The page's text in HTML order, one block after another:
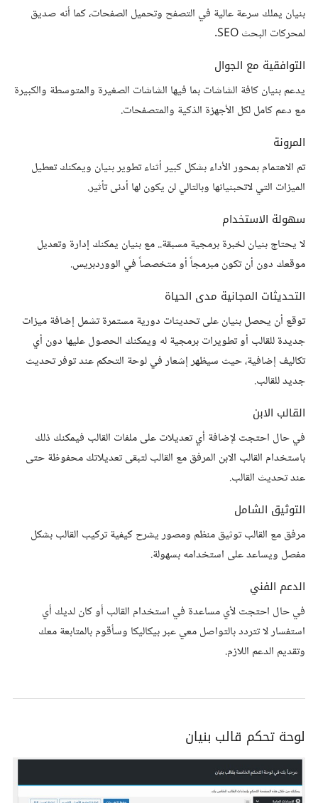
بنيان يملك سرعة عالية في التصفح وتحميل الصفحات، كما أنه صديق
لمحركات البحث SEO.
التوافقية مع الجوال
يدعم بنيان كافة الشاشات بما فيها الشاشات الصغيرة والمتوسطة والكبيرة
مع دعم كامل لكل الأجهزة الذكية والمتصفحات.
المرونة
تم الاهتمام بمحور الأداء بشكل كبير أثناء تطوير بنيان ويمكنك تعطيل
الميزات التي لاتحبنيانها وبالتالي لن يكون لها أدنى تأثير.
سهولة الاستخدام
لا يحتاج بنيان لخبرة برمجية مسبقة.. مع بنيان يمكنك إدارة وتعديل
موقعك دون أن تكون مبرمجاً أو متخصصاً في الووردبريس.
التحديثات المجانية مدى الحياة
توقع أن يحصل بنيان على تحديثات دورية مستمرة تشمل إضافة ميزات
جديدة للقالب أو تطويرات برمجية له ويمكنك الحصول عليها دون أي
تكاليف إضافية، حيث سيظهر إشعار في لوحة التحكم عند توفر تحديث
جديد للقالب.
القالب الابن
في حال احتجت لإضافة أي تعديلات على ملفات القالب فيمكنك ذلك
باستخدام القالب الابن المرفق مع القالب لتبقى تعديلاتك محفوظة حتى
عند تحديث القالب.
التوثيق الشامل
مرفق مع القالب توثيق منظم ومصور يشرح كيفية تركيب القالب بشكل
مفصل ويساعد على استخدامه بسهولة.
الدعم الفني
في حال احتجت لأي مساعدة في استخدام القالب أو كان لديك أي
استفسار لا تتردد بالتواصل معي عبر بيكاليكا وسأقوم بالمتابعة معك
وتقديم الدعم اللازم.
لوحة تحكم قالب بنيان